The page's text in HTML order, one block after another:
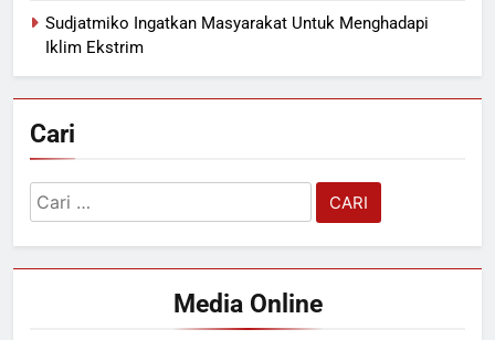
Sudjatmiko Ingatkan Masyarakat Untuk Menghadapi
Iklim Ekstrim
Cari
Cari
untuk:
Media Online